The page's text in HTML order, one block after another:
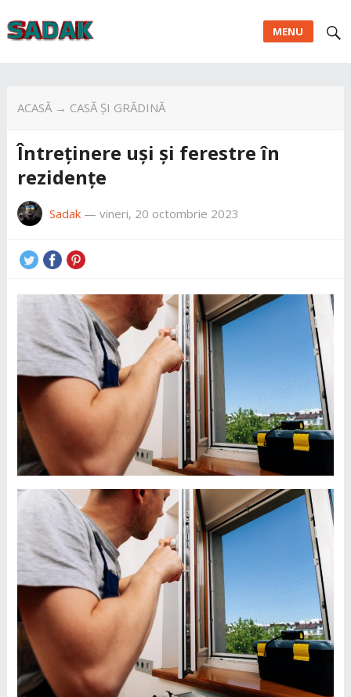
MENU
ACASĂ→ CASĂ ȘI GRĂDINĂ
Întreținere uși și ferestre în
rezidențe
Sadak— vineri, 20 octombrie 2023